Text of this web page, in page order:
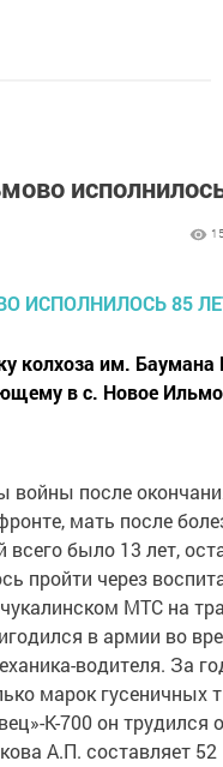
колхоза им. Баумана
в с. Новое
войны после
мать после
было 13 лет,
пройти через
МТС на
в армии во
водителя. За
марок гусеничных
К-700 он трудился
А.П. составляет 52